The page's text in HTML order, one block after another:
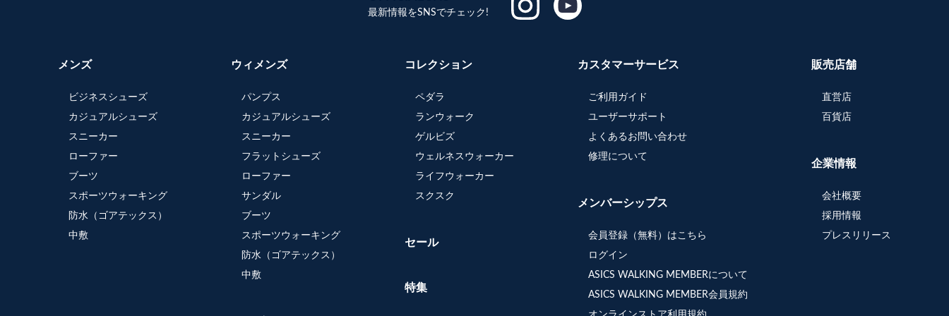
最新情報をSNSでチェック!
メンズ
ビジネスシューズ
カジュアルシューズ
スニーカー
ローファー
ブーツ
スポーツウォーキング
防水（ゴアテックス）
中敷
ウィメンズ
パンプス
カジュアルシューズ
スニーカー
フラットシューズ
ローファー
サンダル
ブーツ
スポーツウォーキング
防水（ゴアテックス）
中敷
コレクション
ペダラ
ランウォーク
ゲルビズ
ウェルネスウォーカー
ライフウォーカー
スクスク
セール
特集
カスタマーサービス
ご利用ガイド
ユーザーサポート
よくあるお問い合わせ
修理について
メンバーシップス
会員登録（無料）はこちら
ログイン
ASICS WALKING MEMBERについて
ASICS WALKING MEMBER会員規約
販売店舗
直営店
百貨店
企業情報
会社概要
採用情報
プレスリリース